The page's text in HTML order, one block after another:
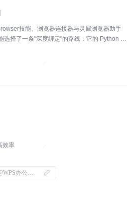
技能、浏览器连接器与灵犀浏览器助手
选择了一条"深度绑定"的路线：它的 Python 层
效率
@WPS办公技巧